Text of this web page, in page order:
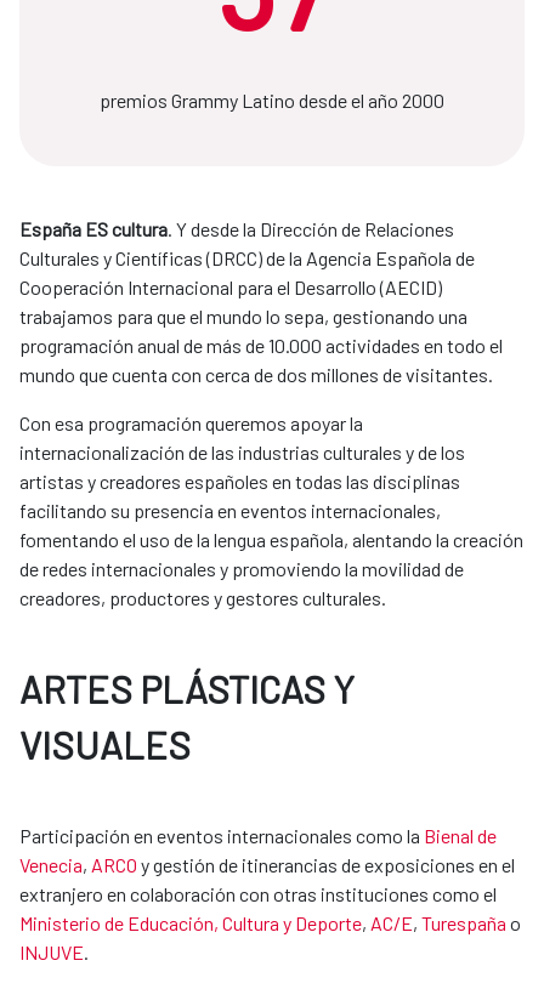
premios Grammy Latino desde el año 2000
España ES cultura. Y desde la Dirección de Relaciones
Culturales y Científicas (DRCC) de la Agencia Española de
Cooperación Internacional para el Desarrollo (AECID)
trabajamos para que el mundo lo sepa, gestionando una
programación anual de más de 10.000 actividades en todo el
mundo que cuenta con cerca de dos millones de visitantes.
Con esa programación queremos apoyar la
internacionalización de las industrias culturales y de los
artistas y creadores españoles en todas las disciplinas
facilitando su presencia en eventos internacionales,
fomentando el uso de la lengua española, alentando la creación
de redes internacionales y promoviendo la movilidad de
creadores, productores y gestores culturales.
ARTES PLÁSTICAS Y
VISUALES
Participación en eventos internacionales como la Bienal de
Venecia, ARCO y gestión de itinerancias de exposiciones en el
extranjero en colaboración con otras instituciones como el
Ministerio de Educación, Cultura y Deporte, AC/E, Turespaña o
INJUVE.